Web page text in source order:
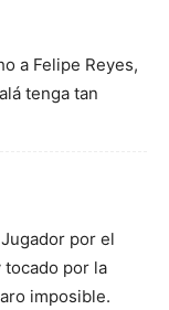
a Felipe Reyes,
tenga tan
por el
tocado por la
imposible.